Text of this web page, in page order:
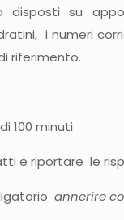
su
i numeri
riferimento.
100 minuti
e riportare le
annerire